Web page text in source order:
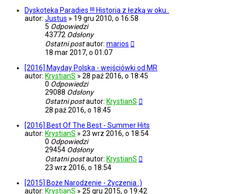
Dyskoteka Paradies !!! Historia z łezką w oku..
autor: Justus » 19 gru 2010, o 16:58
5 Odpowiedzi
43772 Odsłony
Ostatni postautor: marios
18 mar 2017, o 01:07
[2016] Mayday Polska - wejściówki od MR
autor: KrystianS » 28 paź 2016, o 18:45
0 Odpowiedzi
29088 Odsłony
Ostatni postautor: KrystianS
28 paź 2016, o 18:45
[2016] Best Of The Best - Summer Hits
autor: KrystianS » 23 wrz 2016, o 18:54
0 Odpowiedzi
29454 Odsłony
Ostatni postautor: KrystianS
23 wrz 2016, o 18:54
[2015] Boże Narodzenie - Życzenia :)
autor: KrystianS » 25 gru 2015, o 19:42